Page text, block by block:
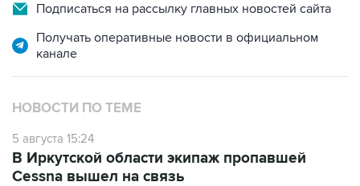
Подписаться на рассылку главных новостей сайта
Получать оперативные новости в официальном
канале
НОВОСТИ ПО ТЕМЕ
5 августа 15:24
В Иркутской области экипаж пропавшей
Cessna вышел на связь